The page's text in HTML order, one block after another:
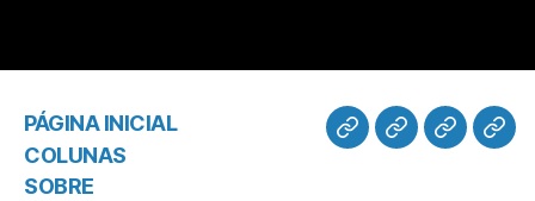
PÁGINA INICIAL
COLUNAS
SOBRE